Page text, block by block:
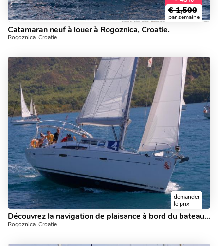
€ 1,500
par semaine
Catamaran neuf à louer à Rogoznica, Croatie.
Rogoznica, Croatie
demander
le prix
Découvrez la navigation de plaisance à bord du bateau Luna de 51 pieds à louer à Rogoznica, Croatie - un yacht à 6 cabines.
Rogoznica, Croatie